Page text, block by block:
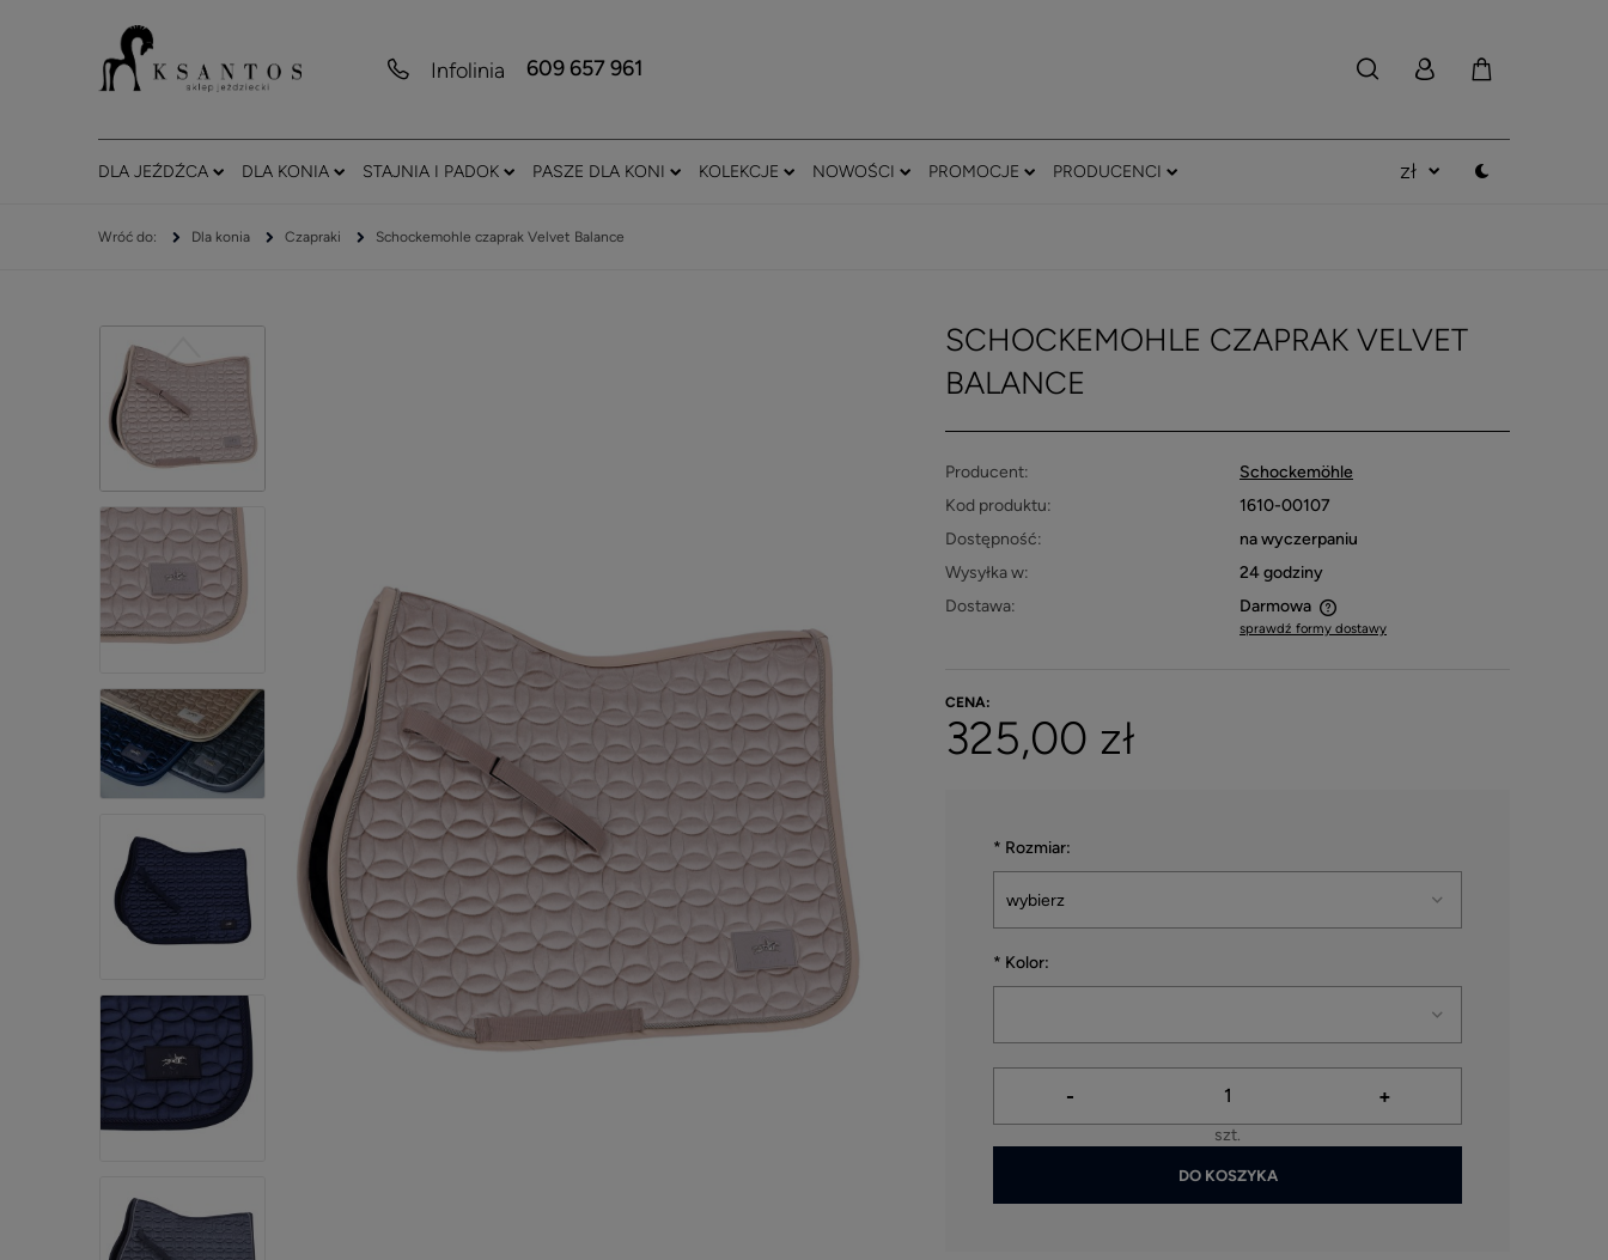
Infolinia 609 657 961
DLA JEŹDŹCA DLA KONIA STAJNIA I PADOK PASZE DLA KONI KOLEKCJE NOWOŚCI PROMOCJE PRODUCENCI
Dla konia Czapraki Schockemohle czaprak Velvet Balance
SCHOCKEMOHLE CZAPRAK VELVET
BALANCE
Producent:
Schockemöhle
Kod produktu:
1610-00107
Dostępność:
na wyczerpaniu
Wysyłka w:
24 godziny
Dostawa:
Darmowa
sprawdź formy dostawy
CENA:
325,00 zł
* Rozmiar:
* Kolor:
- +
szt.
DO KOSZYKA